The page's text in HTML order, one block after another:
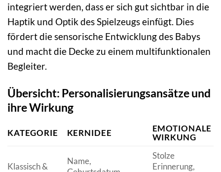
integriert werden, dass er sich gut sichtbar in die
Haptik und Optik des Spielzeugs einfügt. Dies
fördert die sensorische Entwicklung des Babys
und macht die Decke zu einem multifunktionalen
Begleiter.
Übersicht: Personalisierungsansätze und
ihre Wirkung
KATEGORIE KERNIDEE
EMOTIONALE
WIRKUNG
Klassisch &
Name,
Stolze
Erinnerung,